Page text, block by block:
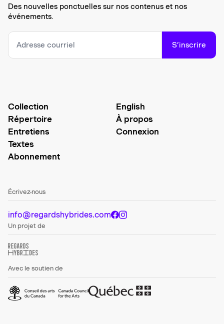
Des nouvelles ponctuelles sur nos contenus et nos
événements.
S’inscrire
Collection
Répertoire
Entretiens
Textes
Abonnement
English
À propos
Connexion
Écrivez-nous
info@regardshybrides.com
Un projet de
Avec le soutien de